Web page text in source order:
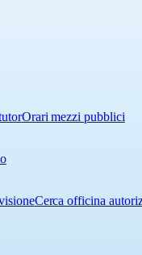
Orari mezzi pubblici
Cerca officina